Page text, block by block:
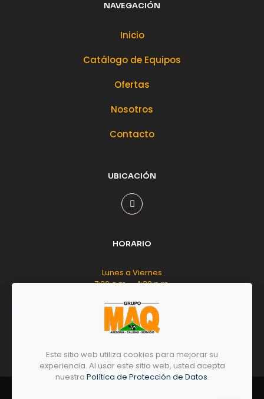
NAVEGACIÓN
Inicio
Catálogo de Equipos
Ofertas
Nosotros
Contacto
UBICACIÓN
HORARIO
Lunes a Viernes
7:30 a.m. - 4:30 p.m.
Sábado
8:00 a.m. - 12:00 m.d.
Este sitio web utiliza cookies para mejorar su
experiencia. Al usar este sitio web, usted acepta
nuestra Política de Protección de Datos.